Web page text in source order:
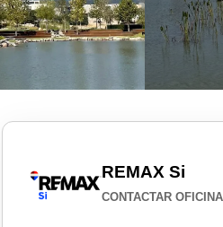
REMAX Si
CONTACTAR OFICINA